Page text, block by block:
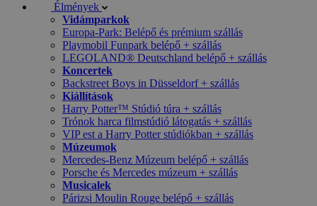
Élmények
Vidámparkok
Europa-Park: Belépő és prémium szállás
Playmobil Funpark belépő + szállás
LEGOLAND® Deutschland belépő + szállás
Koncertek
Backstreet Boys in Düsseldorf + szállás
Kiállítások
Harry Potter™ Stúdió túra + szállás
Trónok harca filmstúdió látogatás + szállás
VIP est a Harry Potter stúdiókban + szállás
Múzeumok
Mercedes-Benz Múzeum belépő + szállás
Porsche és Mercedes múzeum + szállás
Musicalek
Párizsi Moulin Rouge belépő + szállás